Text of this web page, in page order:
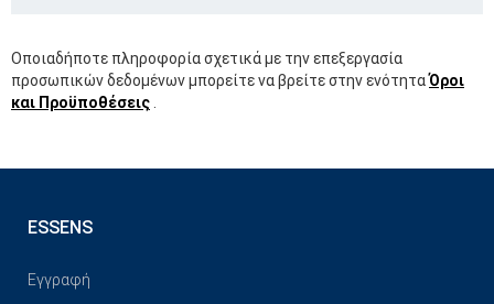
Οποιαδήποτε πληροφορία σχετικά με την επεξεργασία
προσωπικών δεδομένων μπορείτε να βρείτε στην ενότηταΌροι
και Προϋποθέσεις
ESSENS
Εγγραφή